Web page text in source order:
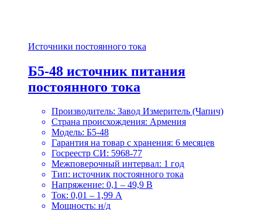
Источники постоянного тока
Б5-48 источник питания
постоянного тока
Производитель: Завод Измеритель (Чапич)
Страна происхождения: Армения
Модель: Б5-48
Гарантия на товар с хранения: 6 месяцев
Госреестр СИ: 5968-77
Межповерочный интервал: 1 год
Тип: источник постоянного тока
Напряжение: 0,1 – 49,9 В
Ток: 0,01 – 1,99 А
Мощность: н/д